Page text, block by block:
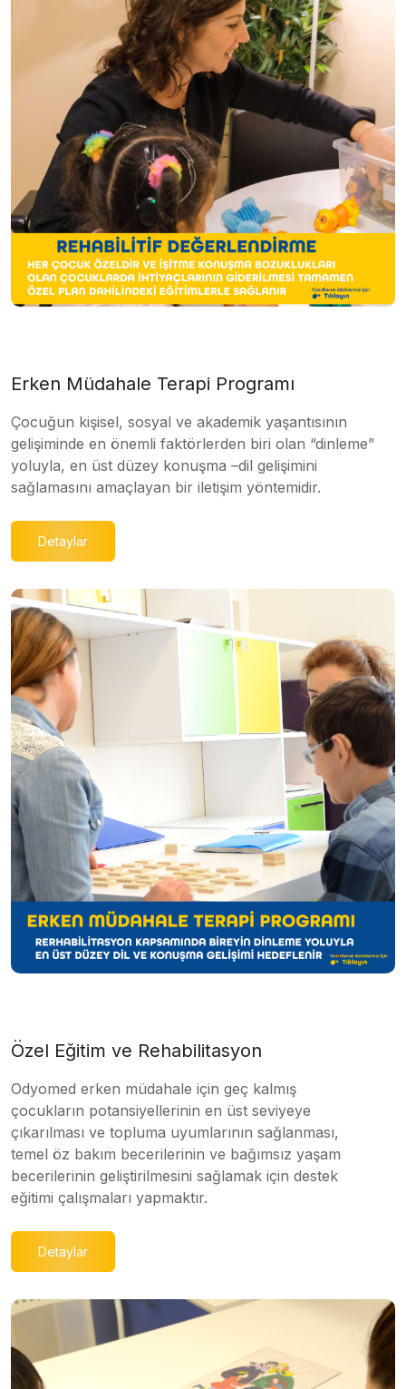
Erken Müdahale Terapi Programı
Çocuğun kişisel, sosyal ve akademik yaşantısının
gelişiminde en önemli faktörlerden biri olan “dinleme”
yoluyla, en üst düzey konuşma –dil gelişimini
sağlamasını amaçlayan bir iletişim yöntemidir.
Detaylar
Özel Eğitim ve Rehabilitasyon
Odyomed erken müdahale için geç kalmış
çocukların potansiyellerinin en üst seviyeye
çıkarılması ve topluma uyumlarının sağlanması,
temel öz bakım becerilerinin ve bağımsız yaşam
becerilerinin geliştirilmesini sağlamak için destek
eğitimi çalışmaları yapmaktır.
Detaylar